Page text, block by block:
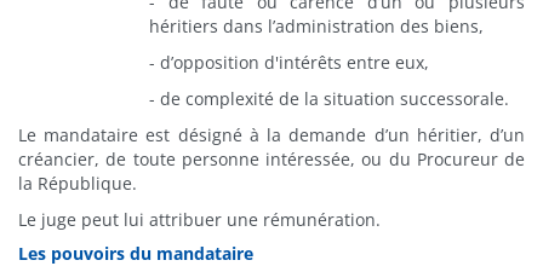
héritiers dans l’administration des biens,
- d’opposition d'intérêts entre eux,
- de complexité de la situation successorale.
Le mandataire est désigné à la demande d’un héritier, d’un
créancier, de toute personne intéressée, ou du Procureur de
la République.
Le juge peut lui attribuer une rémunération.
Les pouvoirs du mandataire